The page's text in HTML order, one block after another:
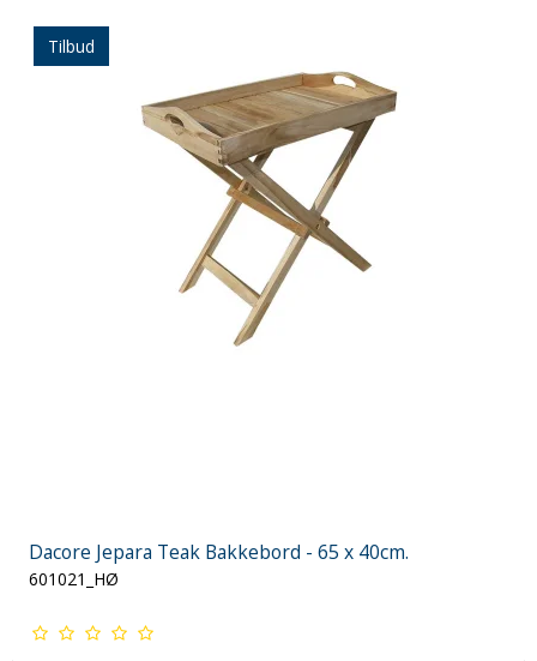
Tilbud
Dacore Jepara Teak Bakkebord - 65 x 40cm.
601021_HØ